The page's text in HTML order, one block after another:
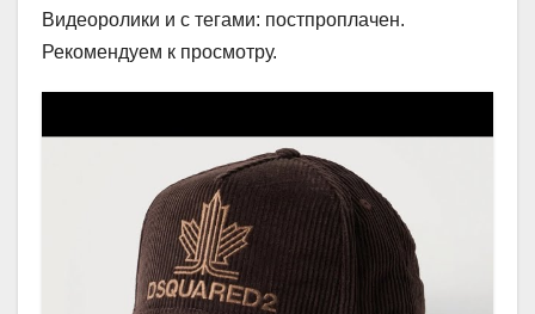
Видеоролики и с тегами: постпроплачен.
Рекомендуем к просмотру.